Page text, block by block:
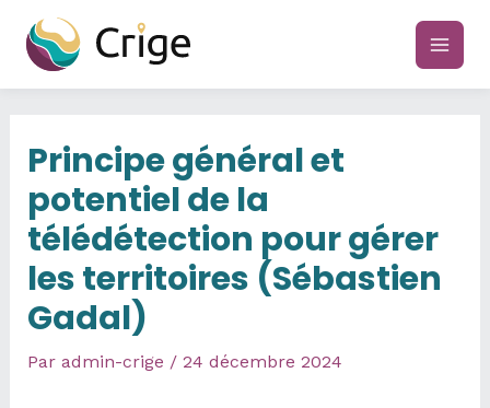
contenu
main
Principe général et
potentiel de la
télédétection pour gérer
les territoires (Sébastien
Gadal)
Par admin-crige / 24 décembre 2024